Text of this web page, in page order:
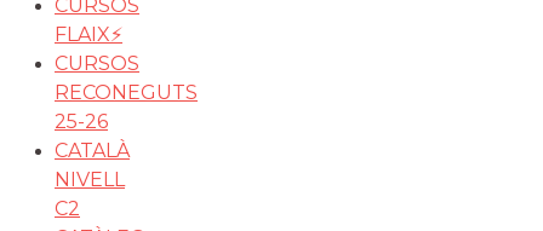
CURSOS
FLAIX⚡️
CURSOS
RECONEGUTS
25-26
CATALÀ
NIVELL
C2